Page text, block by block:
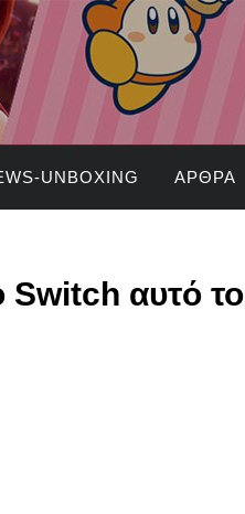
UNBOXING ΆΡΘΡΑ
Switch αυτό το